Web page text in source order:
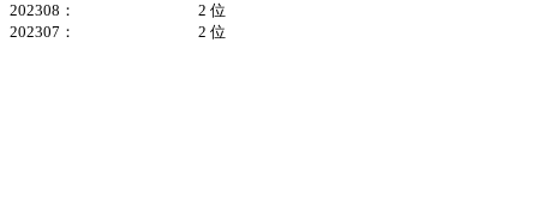
202308：
2 位
202307：
2 位